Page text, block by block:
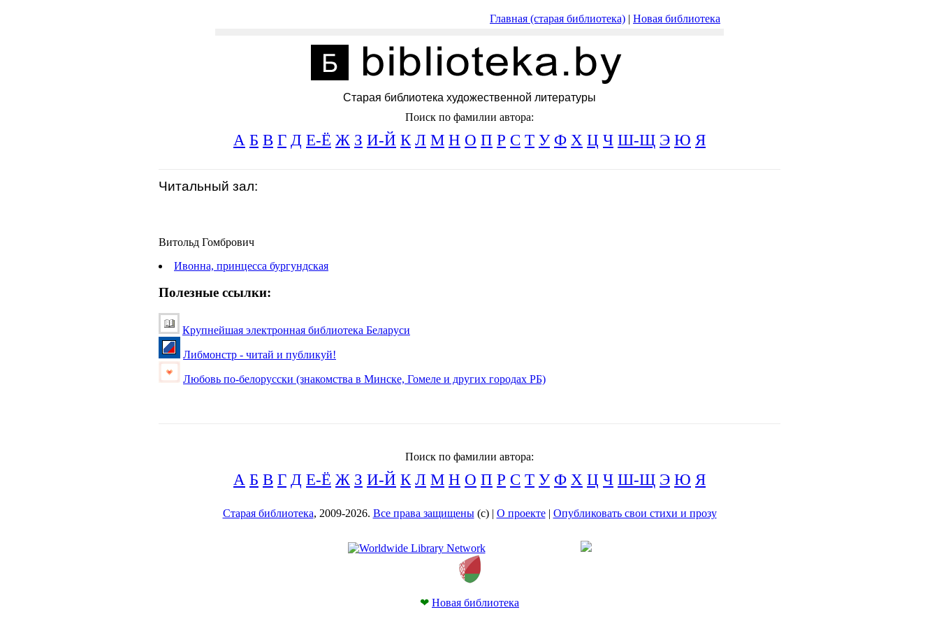
Главная (старая библиотека) | Новая библиотека
Старая библиотека художественной литературы
Поиск по фамилии автора:
А Б В Г Д Е-Ё Ж З И-Й К Л М Н О П Р С Т У Ф Х Ц Ч Ш-Щ Э Ю Я
Читальный зал:
Витольд Гомбрович
Ивонна, принцесса бургундская
Полезные ссылки:
Крупнейшая электронная библиотека Беларуси
Либмонстр - читай и публикуй!
Любовь по-белорусски (знакомства в Минске, Гомеле и других городах РБ)
Поиск по фамилии автора:
А Б В Г Д Е-Ё Ж З И-Й К Л М Н О П Р С Т У Ф Х Ц Ч Ш-Щ Э Ю Я
Старая библиотека, 2009-2026. Все права защищены(с) | О проекте| Опубликовать свои стихи и прозу
❤ Новая библиотека